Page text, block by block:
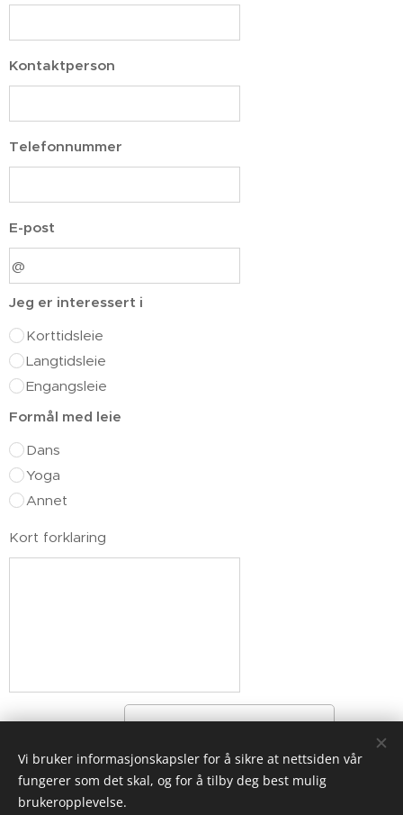
Kontaktperson
Telefonnummer
E-post
Jeg er interessert i
Korttidsleie
Langtidsleie
Engangsleie
Formål med leie
Dans
Yoga
Annet
Kort forklaring
Vi bruker informasjonskapsler for å sikre at nettsiden vår
fungerer som det skal, og for å tilby deg best mulig
brukeropplevelse.